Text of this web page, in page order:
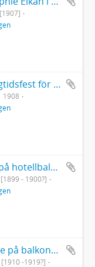
[1907]
Folkskolans i Falun högtidsfest för Selma Lagerlöf då hon fyllde 50 år 1908 20 november
1908
Sophie Elkan stående på hotellbalkong vid Jaffaporten i Jerusalem under sin Orientresa med Selma Lagerlöf
[1899 - 1900?]
Selma Lagerlöf sittande på balkong i Strömstad
[1910 -1919?]